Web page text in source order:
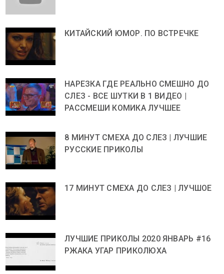
КИТАЙСКИЙ ЮМОР. ПО ВСТРЕЧКЕ
НАРЕЗКА ГДЕ РЕАЛЬНО СМЕШНО ДО
СЛЕЗ - ВСЕ ШУТКИ В 1 ВИДЕО |
РАССМЕШИ КОМИКА ЛУЧШЕЕ
8 МИНУТ СМЕХА ДО СЛЕЗ | ЛУЧШИЕ
РУССКИЕ ПРИКОЛЫ
17 МИНУТ СМЕХА ДО СЛЕЗ | ЛУЧШОЕ
ЛУЧШИЕ ПРИКОЛЫ 2020 ЯНВАРЬ #16
РЖАКА УГАР ПРИКОЛЮХА